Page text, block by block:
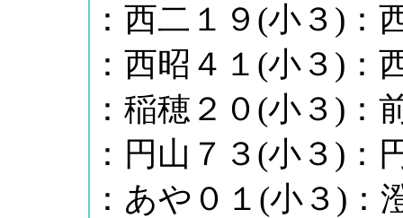
：西二１９(小３)：
：西昭４１(小３)：
：稲穂２０(小３)：
：円山７３(小３)：
：あや０１(小３)：